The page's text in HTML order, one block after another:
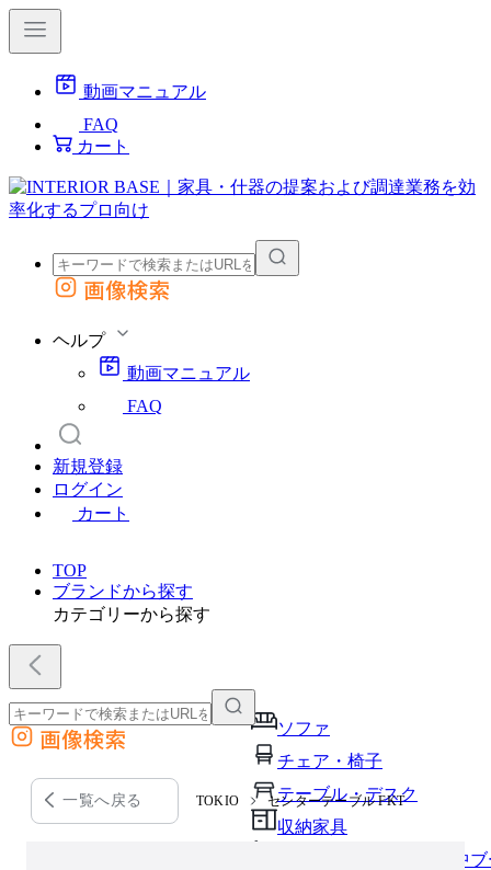
動画マニュアル
FAQ
カート
外部サイトの商品をカートに追加
画像検索
ヘルプ
動画マニュアル
FAQ
新規登録
ログイン
カート
TOP
ブランドから探す
カテゴリーから探す
ソファ
チェア・椅子
テーブル・デスク
収納家具
パーソナルブース・集中
外部サイトの商品をカートに追加
他のサイトで見つけた商品ページのURLを貼り付けて、カートに追加できます
画像検索
一覧へ戻る TOKIO センターテーブル FKT